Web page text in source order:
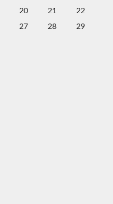
20 21
22
27 28
29